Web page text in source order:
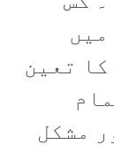
تعین
مشکل